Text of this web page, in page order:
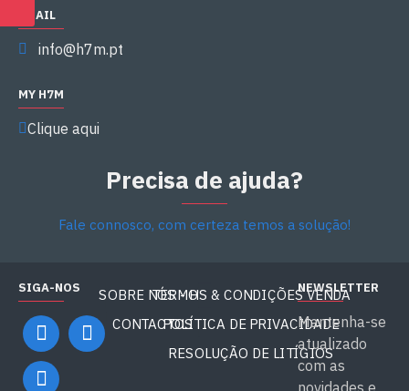
EMAIL
info@h7m.pt
MY H7M
Clique aqui
Precisa de ajuda?
Fale connosco, com certeza temos a solução!
SIGA-NOS
SOBRE NÓS - H7M
CONTACTOS
TERMOS & CONDIÇÕES VENDA
POLÍTICA DE PRIVACIDADE
RESOLUÇÃO DE LITÍGIOS
NEWSLETTER
Mantenha-se
atualizado
com as